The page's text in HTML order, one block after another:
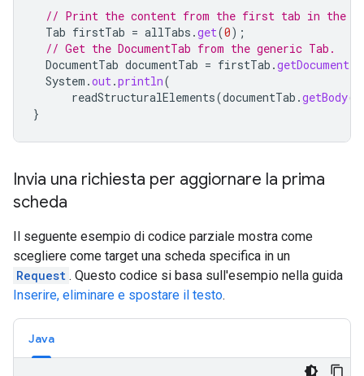
// Print the content from the first tab in the
Tab firstTab = allTabs .get(0);
// Get the DocumentTab from the generic Tab.
DocumentTab documentTab = firstTab .
System .out.println(
readStructuralElements(documentTab .getBody
}
Invia una richiesta per aggiornare la prima
scheda
Il seguente esempio di codice parziale mostra come
scegliere come target una scheda specifica in un
Request . Questo codice si basa sull'esempio nella guida
Inserire, eliminare e spostare il testo.
Java